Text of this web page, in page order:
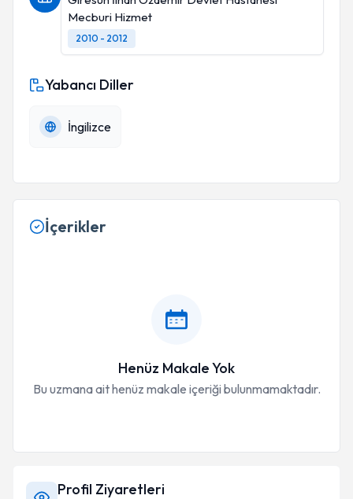
Mecburi Hizmet
2010 - 2012
Yabancı Diller
İngilizce
İçerikler
Henüz Makale Yok
Bu uzmana ait henüz makale içeriği bulunmamaktadır.
Profil Ziyaretleri